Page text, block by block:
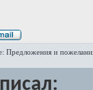
Предложения и